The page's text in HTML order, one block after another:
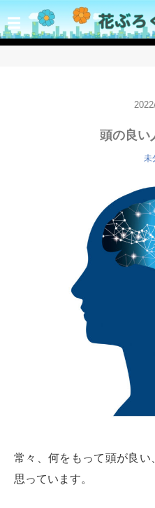
☰
頭の良い
未
常々、何をもって頭が良
思っています。